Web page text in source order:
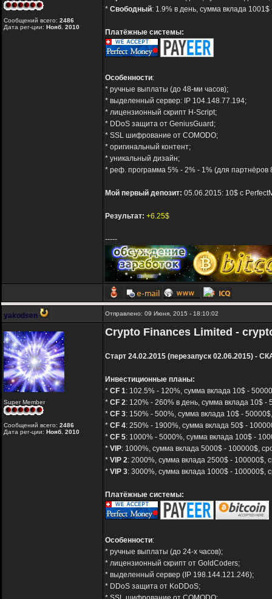
Сообщений всего: 2486
Дата рег-ции: Нояб. 2010
* Свободный: 1.9% в день, сумма вклада
Платёжные системы:
Особенности:
* ручные выплаты (до 48-ми часов);
* выделенный сервер: IP 104.148.77.194;
* лицензионный скрипт H-Script;
* DDoS защита от GeniusGuard;
* SSL шифрование от COMODO;
* оригинальный контент;
* уникальный дизайн;
* реф. программа 5% - 2% - 1% (для партнёров
Мой первый депозит: 05.06.2015: 10$ с
Результат: +6.25$
-----
yakodsen Отправлено: 09 Июня, 2015 - 18:10:02
Super Member
Сообщений всего: 2486
Дата рег-ции: Нояб. 2010
Crypto Finances Limited -
Старт 24.02.2015 (перезапуск 02.06.2015) -
Инвестиционные планы:
* CF 1: 102.5% - 120%, сумма вклада 10$ -
* CF 2: 120% - 260% в день, сумма вклада 10$ -
* CF 3: 150% - 500%, сумма вклада 10$ -
* CF 4: 250% - 1900%, сумма вклада 50$ -
* CF 5: 1000% - 5000%, сумма вклада 100$ -
* VIP: 1000%, сумма вклада 5000$ - 100000$,
* VIP 2: 2000%, сумма вклада 2500$ - 100000$,
* VIP 3: 3000%, сумма вклада 1000$ - 100000$,
Платёжные системы:
Особенности:
* ручные выплаты (до 24-х часов);
* лицензионный скрипт от GoldCoders;
* выделенный сервер (IP 198.144.121.246);
* DDoS защита от KoDDoS;